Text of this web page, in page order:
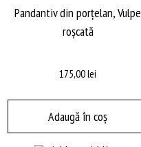
Pandantiv din porțelan, Vulpe
roșcată
175,00lei
Adaugă în coș